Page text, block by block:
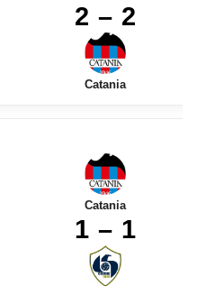
2 – 2
Catania
Catania
1 – 1